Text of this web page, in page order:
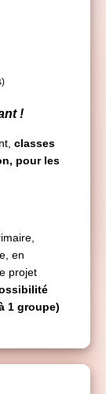
!
classes
pour les
en
projet
1 groupe)